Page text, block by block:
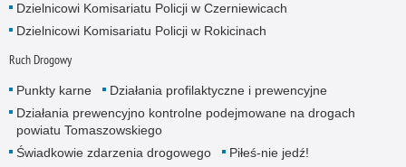
Dzielnicowi Komisariatu Policji w Czerniewicach
Dzielnicowi Komisariatu Policji w Rokicinach
Ruch Drogowy
Punkty karne
Działania profilaktyczne i prewencyjne
Działania prewencyjno kontrolne podejmowane na drogach
powiatu Tomaszowskiego
Świadkowie zdarzenia drogowego
Piłeś-nie jedź!